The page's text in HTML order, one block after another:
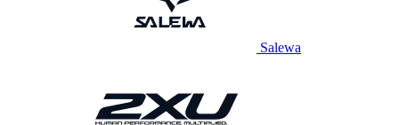
Salewa